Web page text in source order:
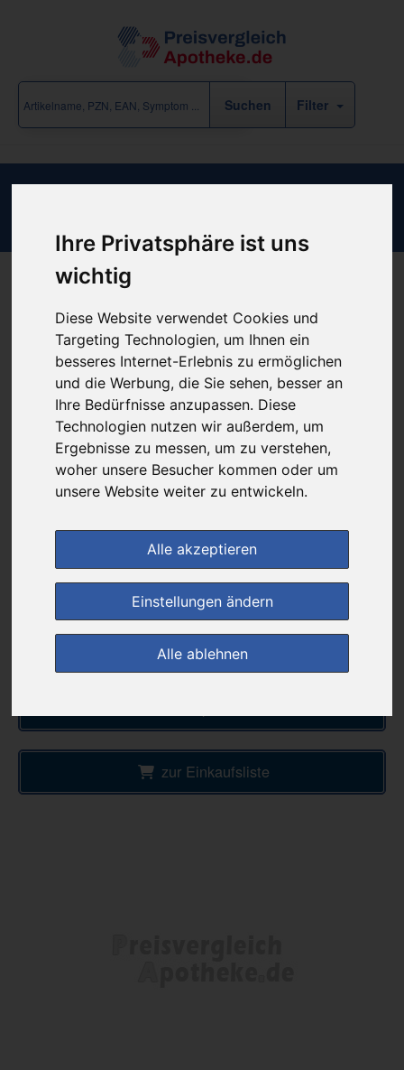
Ihre Privatsphäre ist uns
wichtig
Diese Website verwendet Cookies und
Targeting Technologien, um Ihnen ein
besseres Internet-Erlebnis zu ermöglichen
und die Werbung, die Sie sehen, besser an
Ihre Bedürfnisse anzupassen. Diese
Technologien nutzen wir außerdem, um
Ergebnisse zu messen, um zu verstehen,
woher unsere Besucher kommen oder um
unsere Website weiter zu entwickeln.
Alle akzeptieren
Einstellungen ändern
Alle ablehnen
Filter
Produkt empfehlen
günstigster Produktpreis ab
100,34 €
bei
DocMorris
Daten vom 06.08.2026 19:36 Uhr
(0) Jetzt bewerten!
zur Einkaufsliste